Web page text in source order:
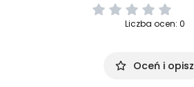
Liczba ocen: 0
Oceń i opisz